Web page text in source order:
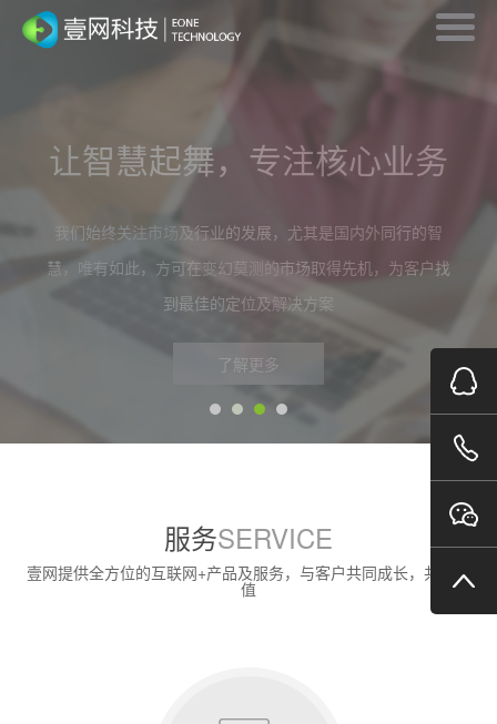
因为专业，所以成就
10年的行业经验 \ 稳定的管理团队 \ 持续的技术研发 \ 良好
的用户口碑 \ 快速全面品牌整合+互联网站略策划助力传统
企业升级蜕变
了解更多
让智慧起舞，专注核心业务
我们始终关注市场及行业的发展，尤其是国内外同行的智
慧，唯有如此，方可在变幻莫测的市场取得先机，为客户找
到最佳的定位及解决方案
了解更多
只有不断变化，才是永恒的不
有思想的团队，创造更多“出
彩”
我们对每一位团队成员精挑细选，我们要求每一位成员都做
型的团队，因为我们深知：视觉更广 眼界更宽 服务才更出
色
服务SERVICE
壹网提供全方位的互联网+产品及服务，与客户共同成长，共创价
值